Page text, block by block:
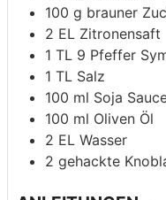
100 g brauner
2 EL Zitronensaft
1 TL 9 Pfeffer
1 TL Salz
100 ml Soja
100 ml Oliven Öl
2 EL Wasser
2 gehackte